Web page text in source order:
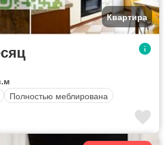
Квартира
Полностью меблирована